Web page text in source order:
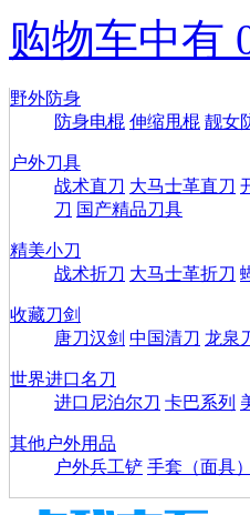
购物车中有
野外防身
防身电棍 伸缩甩棍 靓女
户外刀具
战术直刀 大马士革直刀
刀 国产精品刀具
精美小刀
战术折刀 大马士革折刀
收藏刀剑
唐刀汉剑 中国清刀 龙泉
世界进口名刀
进口尼泊尔刀 卡巴系列
其他户外用品
户外兵工铲 手套（面具）